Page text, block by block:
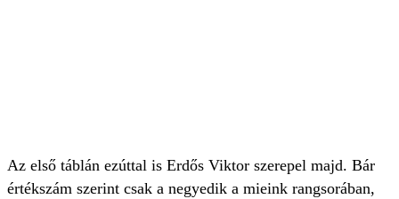
Az első táblán ezúttal is Erdős Viktor szerepel majd. Bár
értékszám szerint csak a negyedik a mieink rangsorában,